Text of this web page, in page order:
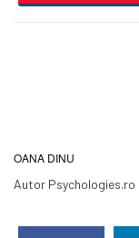
OANA DINU
Autor Psychologies.ro